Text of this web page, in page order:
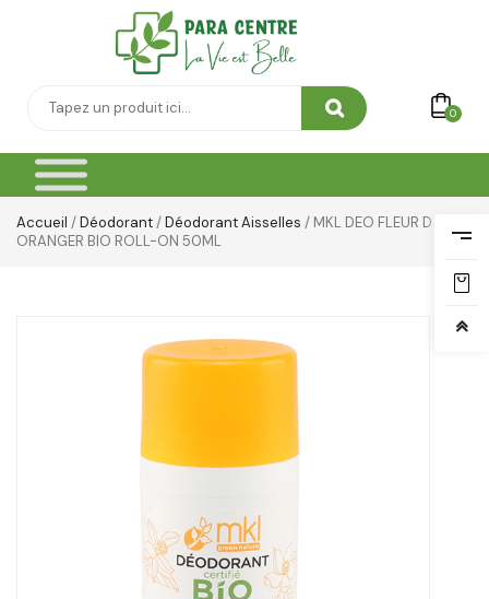
0
Accueil /Déodorant/Déodorant Aisselles / MKL DEO FLEUR D
ORANGER BIO ROLL-ON 50ML